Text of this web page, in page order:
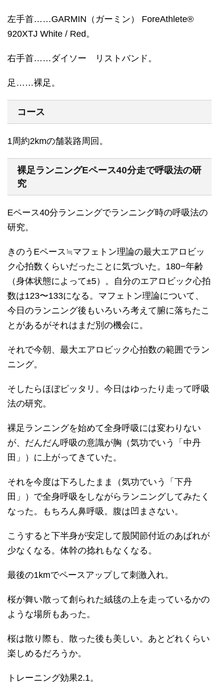
左手首……GARMIN（ガーミン） ForeAthlete®
920XTJ White / Red。
右手首……ダイソー リストバンド。
足……裸足。
コース
1周約2kmの舗装路周回。
裸足ランニングEペース40分走で呼吸法の研
究
Eペース40分ランニングでランニング時の呼吸法の
研究。
きのうEペース≒マフェトン理論の最大エアロビッ
ク心拍数くらいだったことに気づいた。180−年齢
（身体状態によって±5）。自分のエアロビック心拍
数は123〜133になる。マフェトン理論について、
今日のランニング後もいろいろ考えて腑に落ちたこ
とがあるがそれはまだ別の機会に。
それで今朝、最大エアロビック心拍数の範囲でラン
ニング。
そしたらほぼピッタリ。今日はゆったり走って呼吸
法の研究。
裸足ランニングを始めて全身呼吸には変わりない
が、だんだん呼吸の意識が胸（気功でいう「中丹
田」）に上がってきていた。
それを今度は下ろしたまま（気功でいう「下丹
田」）で全身呼吸をしながらランニングしてみたく
なった。もちろん鼻呼吸。腹は凹まさない。
こうすると下半身が安定して股関節付近のあばれが
少なくなる。体幹の捻れもなくなる。
最後の1kmでペースアップして刺激入れ。
桜が舞い散って創られた絨毯の上を走っているかの
ような場所もあった。
桜は散り際も、散った後も美しい。あとどれくらい
楽しめるだろうか。
トレーニング効果2.1。